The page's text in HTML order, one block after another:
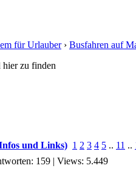
für Urlauber› Busfahren auf
hier zu finden
und Links) 1 2 3 4 5 .. 11 ..
159 | Views: 5.449